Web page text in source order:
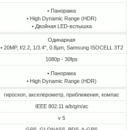
• Панорама
• High Dynamic Range (HDR)
• Двойная LED-вспышка
Одинарная
• 20MP, f/2.2, 1/3.4", 0.8µm, Samsung ISOCELL 3T2
1080p - 30fps
• Панорама
• High Dynamic Range (HDR)
гироскоп, акселерометр, приближения, компас
IEEE 802.11 a/b/g/n/ac
v 5